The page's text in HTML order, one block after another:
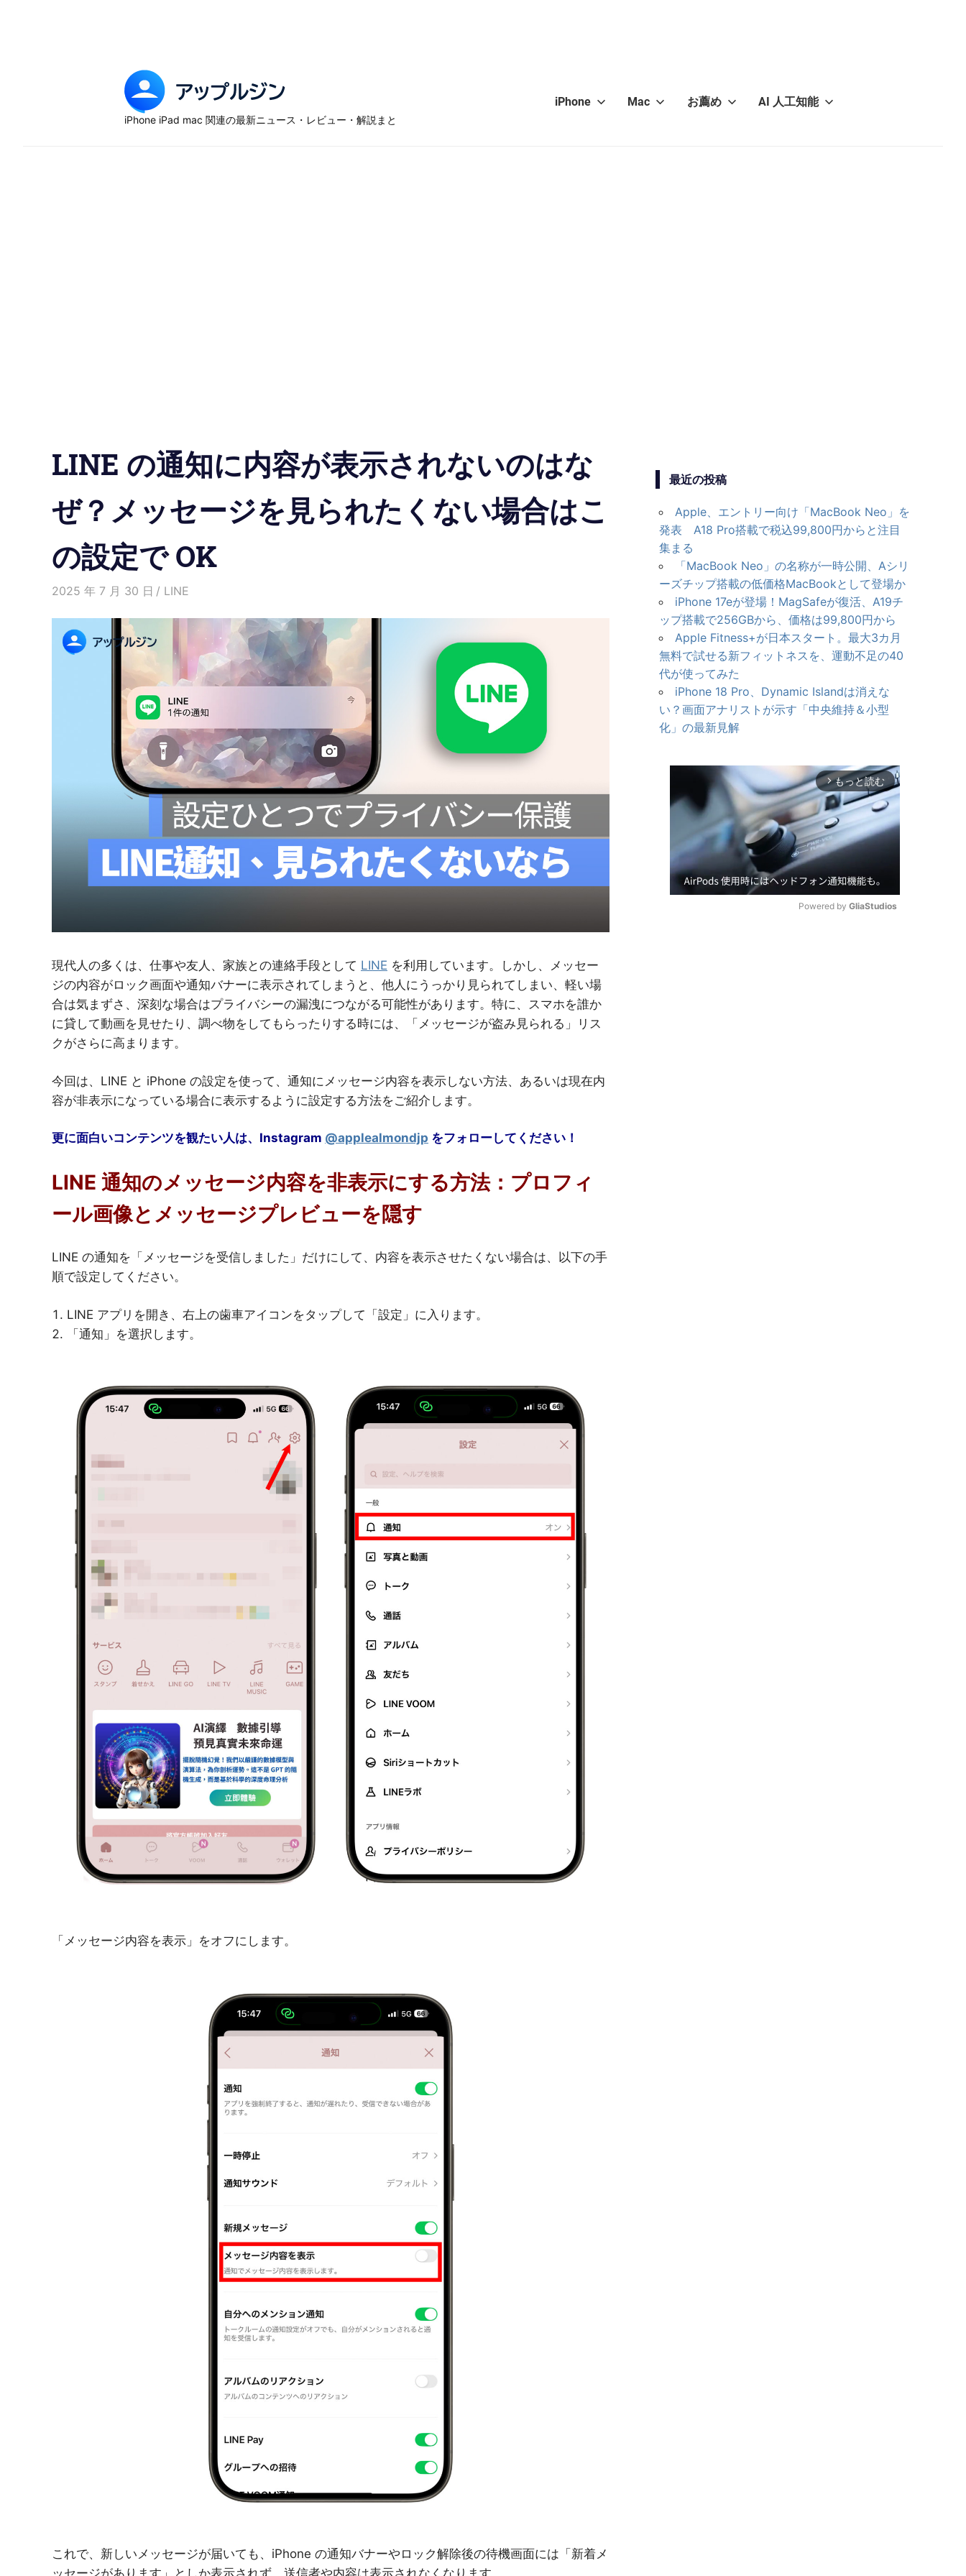
ッ
と
便
利
能
紹
介
iPhone iPad mac 関連の最新ニュース・レビュー・解説まと
iPhone Mac お薦め AI 人工知能
LINE の通知に内容が表示されないのはな
ぜ？メッセージを見られたくない場合はこ
の設定で OK
2025 年 7 月 30 日 愛麗絲
LINE
現代人の多くは、仕事や友人、家族との連絡手段として LINE を利用しています。しかし、メッセー
ジの内容がロック画面や通知バナーに表示されてしまうと、他人にうっかり見られてしまい、軽い場
合は気まずさ、深刻な場合はプライバシーの漏洩につながる可能性があります。特に、スマホを誰か
に貸して動画を見せたり、調べ物をしてもらったりする時には、「メッセージが盗み見られる」リス
クがさらに高まります。
今回は、LINE と iPhone の設定を使って、通知にメッセージ内容を表示しない方法、あるいは現在内
容が非表示になっている場合に表示するように設定する方法をご紹介します。
更に面白いコンテンツを観たい人は、Instagram @applealmondjp をフォローしてください！
LINE 通知のメッセージ内容を非表示にする方法：プロフィ
ール画像とメッセージプレビューを隠す
LINE の通知を「メッセージを受信しました」だけにして、内容を表示させたくない場合は、以下の手
順で設定してください。
LINE アプリを開き、右上の歯車アイコンをタップして「設定」に入ります。
「通知」を選択します。
「メッセージ内容を表示」をオフにします。
これで、新しいメッセージが届いても、iPhone の通知バナーやロック解除後の待機画面には「新着メ
最近の投稿
Apple、エントリー向け「MacBook Neo」を
発表 A18 Pro搭載で税込99,800円からと注目
集まる
「MacBook Neo」の名称が一時公開、Aシリ
ーズチップ搭載の低価格MacBookとして登場か
iPhone 17eが登場！MagSafeが復活、A19チ
ップ搭載で256GBから、価格は99,800円から
Apple Fitness+が日本スタート。最大3カ月
無料で試せる新フィットネスを、運動不足の40
代が使ってみた
iPhone 18 Pro、Dynamic Islandは消えな
い？画面アナリストが示す「中央維持＆小型
化」の最新見解
arrow_forward_ios もっと読む
Powered by GliaStudios